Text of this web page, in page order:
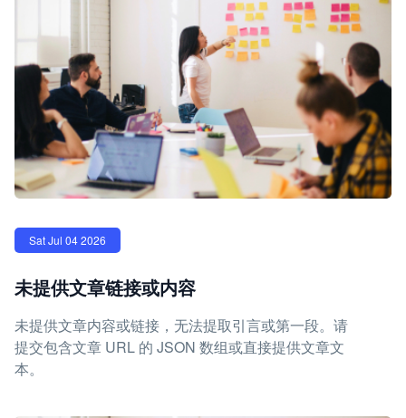
Sat Jul 04 2026
未提供文章链接或内容
未提供文章内容或链接，无法提取引言或第一段。请
提交包含文章 URL 的 JSON 数组或直接提供文章文
本。